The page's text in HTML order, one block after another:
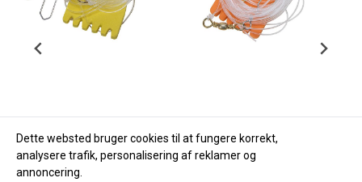
Dette websted bruger cookies til at fungere korrekt,
analysere trafik, personalisering af reklamer og
annoncering.